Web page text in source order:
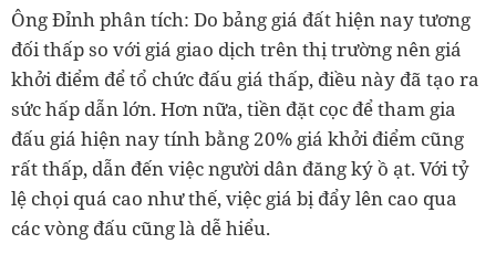
Ông Đỉnh phân tích: Do bảng giá đất hiện nay tương
đối thấp so với giá giao dịch trên thị trường nên giá
khởi điểm để tổ chức đấu giá thấp, điều này đã tạo ra
sức hấp dẫn lớn. Hơn nữa, tiền đặt cọc để tham gia
đấu giá hiện nay tính bằng 20% giá khởi điểm cũng
rất thấp, dẫn đến việc người dân đăng ký ồ ạt. Với tỷ
lệ chọi quá cao như thế, việc giá bị đẩy lên cao qua
các vòng đấu cũng là dễ hiểu.